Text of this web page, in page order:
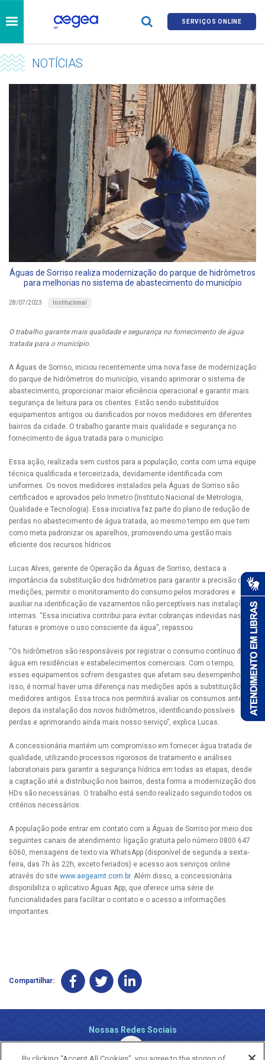
SERVIÇOS ONLINE
NOTÍCIAS
Águas de Sorriso realiza modernização do parque de hidrômetros
para melhorias no sistema de abastecimento do município
28/07/2023 Institucional
O trabalho garante mais qualidade e segurança no fornecimento de água
tratada para o município.
A Águas de Sorriso, iniciou recentemente uma nova fase de modernização
do parque de hidrômetros do município, visando aprimorar o sistema de
abastecimento, proporcionar maior eficiência operacional e garantir mais
segurança de leitura para os clientes. Estão sendo substituídos
equipamentos antigos ou danificados por novos medidores em diferentes
bairros da cidade. O trabalho garante mais qualidade e segurança no
fornecimento de água tratada para o município.
Essa ação, realizada sem custos para a população, conta com uma equipe
técnica qualificada e terceirizada, devidamente identificada com
uniformes. Os novos medidores instalados pela Águas de Sorriso são
certificados e aprovados pelo Inmetro (Instituto Nacional de Metrologia,
Qualidade e Tecnologia). Essa iniciativa faz parte do plano de redução de
perdas no abastecimento de água tratada, ao mesmo tempo em que tem
como meta padronizar os aparelhos, promovendo uma gestão mais
eficiente dos recursos hídricos
Lucas Alves, gerente de Operação da Águas de Sorriso, destaca a
importância da substituição dos hidrômetros para garantir a precisão das
medições, permitir o monitoramento do consumo pelos moradores e
auxiliar na identificação de vazamentos não perceptíveis nas instalações
internas. “Essa iniciativa contribui para evitar cobranças indevidas nas
faturas e promove o uso consciente da água”, repassou.
“Os hidrômetros são responsáveis por registrar o consumo contínuo de
água em residências e estabelecimentos comerciais. Com o tempo,
esses equipamentos sofrem desgastes que afetam seu desempenho. Por
isso, é normal haver uma diferença nas medições após a substituição dos
medidores antigos. Essa troca nos permitirá avaliar os consumos antes e
depois da instalação dos novos hidrômetros, identificando possíveis
perdas e aprimorando ainda mais nosso serviço”, explica Lucas.
A concessionária mantém um compromisso em fornecer água tratada de
qualidade, utilizando processos rigorosos de tratamento e análises
laboratoriais para garantir a segurança hídrica em todas as etapas, desde
a captação até a distribuição nos bairros, desta forma a modernização dos
HDs são necessárias. O trabalho está sendo realizado seguindo todos os
critérios necessários.
A população pode entrar em contato com a Águas de Sorriso por meio dos
seguintes canais de atendimento: ligação gratuita pelo número 0800 647
6060, mensagens de texto via WhatsApp (disponível de segunda a sexta-
feira, das 7h às 22h, exceto feriados) e acesso aos serviços online
através do site www.aegeamt.com.br. Além disso, a concessionária
disponibiliza o aplicativo Águas App, que oferece uma série de
funcionalidades para facilitar o contato e o acesso a informações
importantes.
Compartilhar:
Nossas Redes Sociais